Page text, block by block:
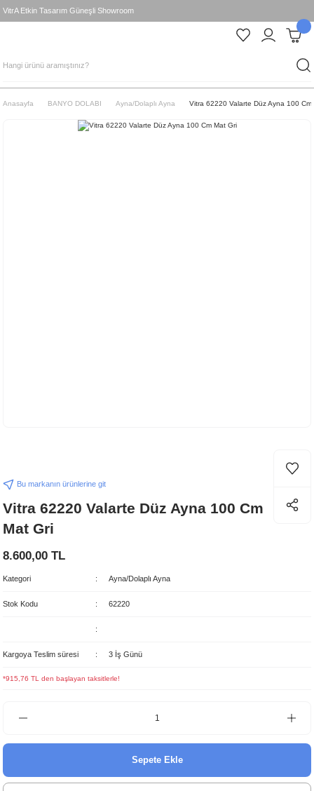
VitrA Etkin Tasarım Güneşli Showroom
Anasayfa BANYO DOLABI Ayna/Dolaplı Ayna Vitra 62220 Valarte Düz Ayna 100 Cm
Bu markanın ürünlerine git
Vitra 62220 Valarte Düz Ayna 100 Cm
Mat Gri
8.600,00 TL
Kategori Ayna/Dolaplı Ayna
Stok Kodu 62220
Kargoya Teslim süresi 3 İş Günü
*915,76 TL den başlayan taksitlerle!
Sepete Ekle